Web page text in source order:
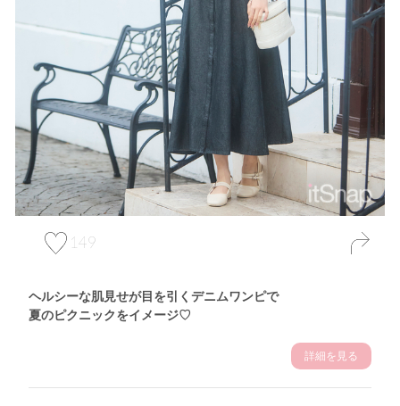
149
ヘルシーな肌見せが目を引くデニムワンピで
夏のピクニックをイメージ♡
詳細を見る